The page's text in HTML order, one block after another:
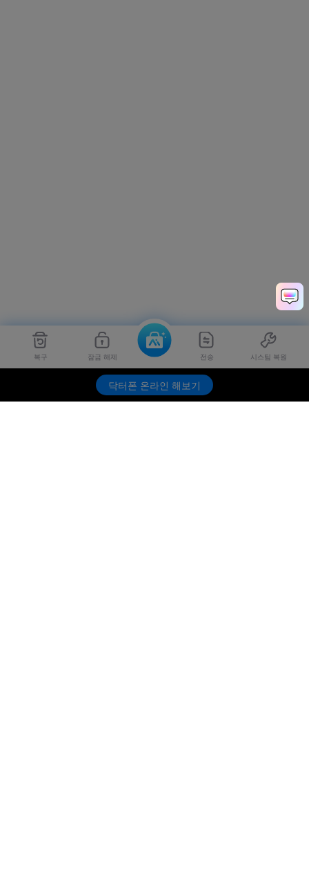
복구 잠금 해제 전송 시스팀 복원
닥터폰 온라인 해보기
Dr.Fone 무료 체험하기